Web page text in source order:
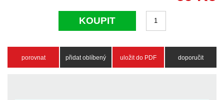
KOUPIT
porovnat přidat oblíbený uložit do PDF doporučit